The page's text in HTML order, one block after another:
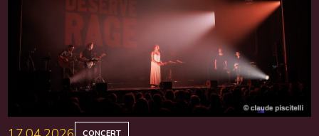
CONCERT